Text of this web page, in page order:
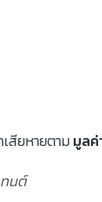
สียหายตามมูล
นต์